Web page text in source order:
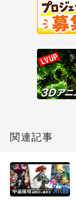
関連記事